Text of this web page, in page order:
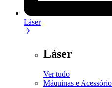
Láser
Láser
Ver tudo
Máquinas e